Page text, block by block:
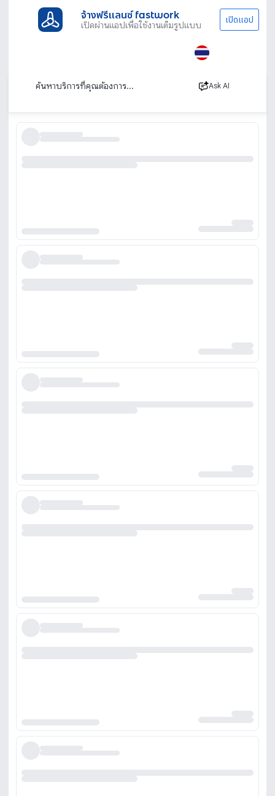
จ้างฟรีแลนซ์ fastwork
เปิดผ่านแอปเพื่อใช้งานเต็มรูปแบบ เปิดแอป
Ask AI
ช่างประปาสงขลา นอกสถานที่ บริการด่วน 24 ชม.
เรียงตาม